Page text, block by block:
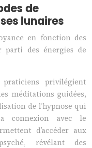
de
lunaires
en fonction des
parti des énergies de
privilégient
méditations guidées,
de l’hypnose qui
connexion avec le
d’accéder aux
révélant des